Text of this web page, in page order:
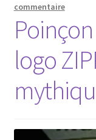
commentaire
logo